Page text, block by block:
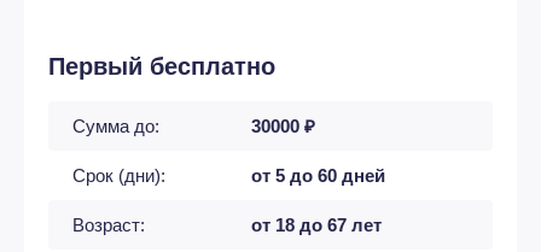
Первый бесплатно
Сумма до: 30000 ₽
Срок (дни): от 5 до 60 дней
Возраст: от 18 до 67 лет